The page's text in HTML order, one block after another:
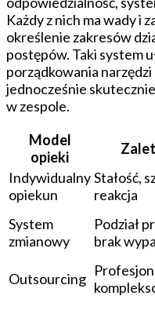
Każdy z nich ma wady i
określenie zakresów
postępów. Taki system
porządkowania
jednocześnie
w zespole.
Model
opieki
Indywidualny
opiekun
Stałość,
reakcja
System
zmianowy
Podział
brak
Outsourcing